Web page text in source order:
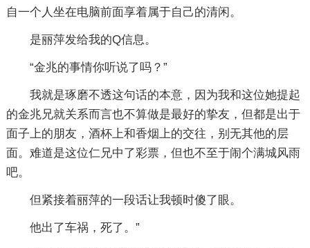
自一个人坐在电脑前面享着属于自己的清闲。
是丽萍发给我的Q信息。
“金兆的事情你听说了吗？”
我就是琢磨不透这句话的本意，因为我和这位她提起
的金兆兄就关系而言也不算做是最好的挚友，但都是出于
面子上的朋友，酒杯上和香烟上的交往，别无其他的层
面。难道是这位仁兄中了彩票，但也不至于闹个满城风雨
吧。
但紧接着丽萍的一段话让我顿时傻了眼。
他出了车祸，死了。”